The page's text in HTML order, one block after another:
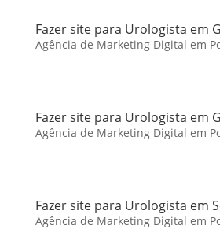
Fazer site para Urologista em
Agência de Marketing Digital em
Fazer site para Urologista em
Agência de Marketing Digital em
Fazer site para Urologista em
Agência de Marketing Digital em